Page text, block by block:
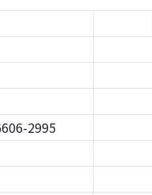
2995